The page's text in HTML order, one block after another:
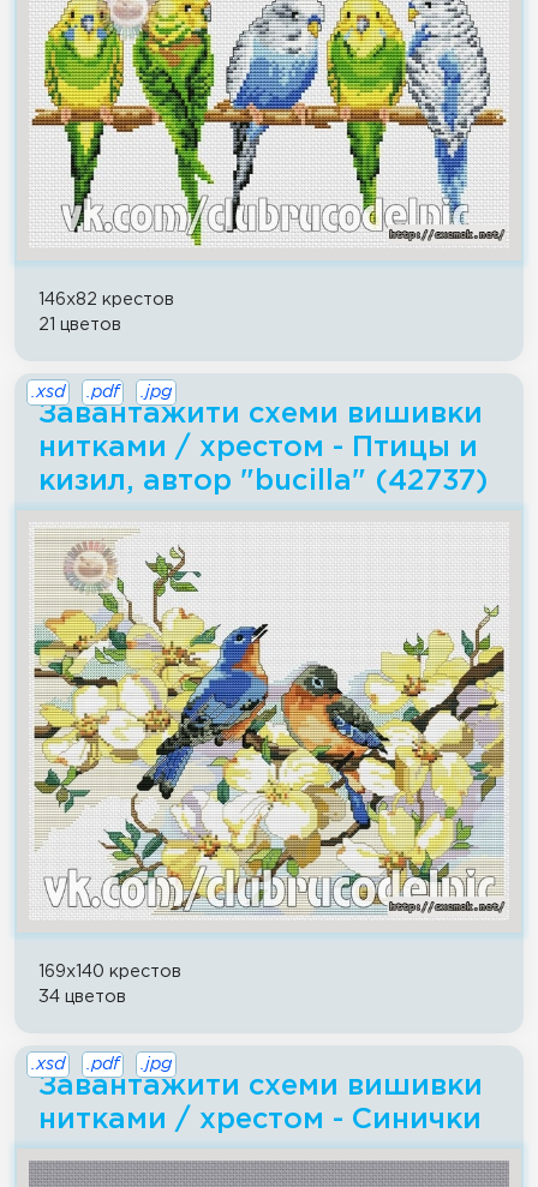
146x82 крестов
21 цветов
Завантажити схеми вишивки
нитками / хрестом - Птицы и
кизил, автор "bucilla" (42737)
.xsd .pdf .jpg
169x140 крестов
34 цветов
Завантажити схеми вишивки
нитками / хрестом - Синички
.xsd .pdf .jpg